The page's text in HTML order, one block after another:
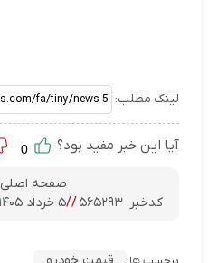
لینک مطلب:
آیا این خبر مفید بود؟
صفحه اصلی
کدخبر: ۵۶۵۲۹۳ //۵ خرداد ۱۴۰۵